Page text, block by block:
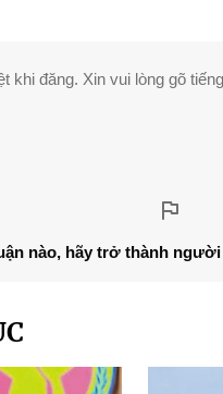
khi đăng. Xin vui lòng gõ
nào, hãy trở thành